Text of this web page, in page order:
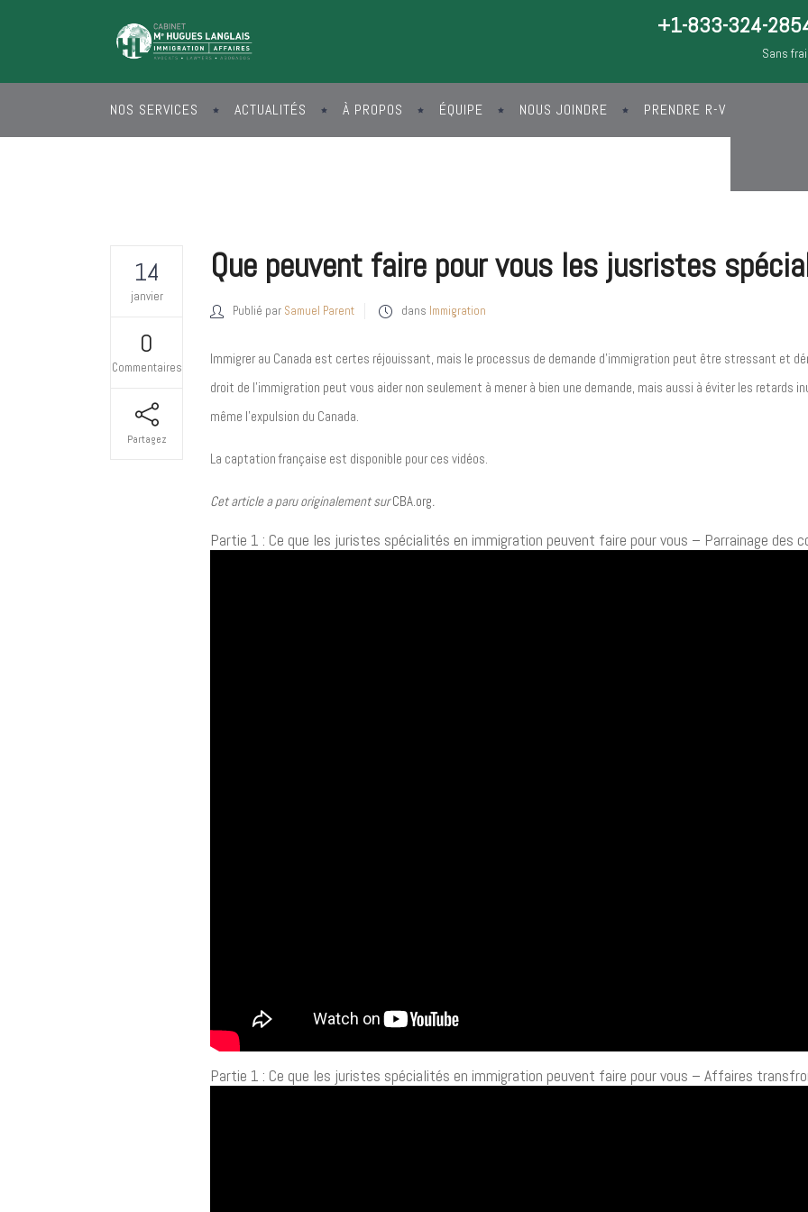
+1-833-324-
Sans
NOS SERVICES ACTUALITÉS À PROPOS ÉQUIPE NOUS JOINDRE PRENDRE R-V
14
janvier
0
Commentaires
Partagez
Que peuvent faire pour vous les jusristes
Publié par Samuel Parent dans Immigration
Immigrer au Canada est certes réjouissant, mais le processus de demande d’immigration peut être stressant et
droit de l’immigration peut vous aider non seulement à mener à bien une demande, mais aussi à éviter les retards
même l’expulsion du Canada.
La captation française est disponible pour ces vidéos.
Cet article a paru originalement surCBA.org.
Partie 1 : Ce que les juristes spécialités en immigration peuvent faire pour vous – Parrainage des
Partie 1 : Ce que les juristes spécialités en immigration peuvent faire pour vous – Affaires